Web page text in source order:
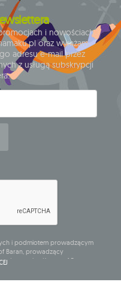
i nowościach
oraz wyrażam
adresu e-mail przez
z usługą subskrypcji
i podmiotem prowadzącym
Baran, prowadzący
Interactive Krzysztof Baran